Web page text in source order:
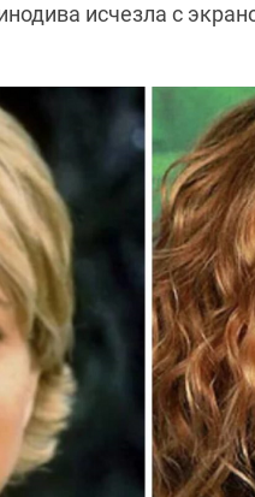
исчезла с